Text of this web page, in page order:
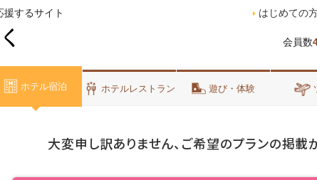
するサイト
会員数
はじめての
ホテル宿泊 ホテルレストラン 遊び・体験
大変申し訳ありません、ご希望のプランの掲載